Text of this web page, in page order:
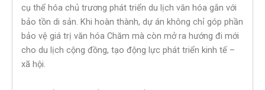
cụ thể hóa chủ trương phát triển du lịch văn hóa gắn với
bảo tồn di sản. Khi hoàn thành, dự án không chỉ góp phần
bảo vệ giá trị văn hóa Chăm mà còn mở ra hướng đi mới
cho du lịch cộng đồng, tạo động lực phát triển kinh tế –
xã hội.